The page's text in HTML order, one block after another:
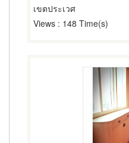
เขตประเวศ
Views : 148 Time(s)